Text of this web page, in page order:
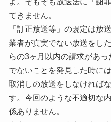
てきません。
「訂正放送等」の規定は放
業者が真実でない放送をし
らの3ヶ月以内の請求があ
でないことを発見した時に
取消しの放送をしなければ
す。今回のような不適切な
係ありません。